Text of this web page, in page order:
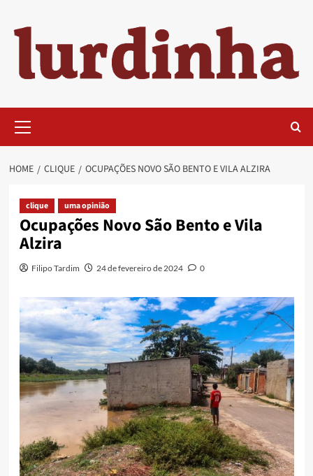
content
Menu
HOME CLIQUE OCUPAÇÕES NOVO SÃO BENTO E VILA ALZIRA
clique uma opinião
Ocupações Novo São Bento e Vila
Alzira
Filipo Tardim 24 de fevereiro de 2024 0